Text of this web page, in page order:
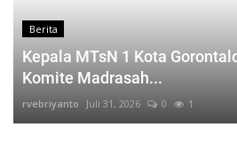
Berita
Kepala MTsN 1 Kota
Komite Madrasah...
rvebriyanto Juli 31, 2026 0 1